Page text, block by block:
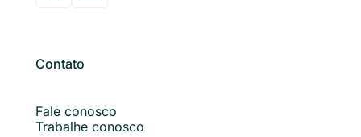
Contato
Fale conosco
Trabalhe conosco